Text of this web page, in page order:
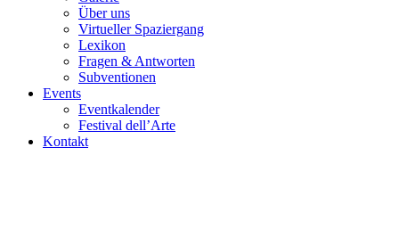
Über uns
Virtueller Spaziergang
Lexikon
Fragen & Antworten
Subventionen
Events
Eventkalender
Festival dell’Arte
Kontakt